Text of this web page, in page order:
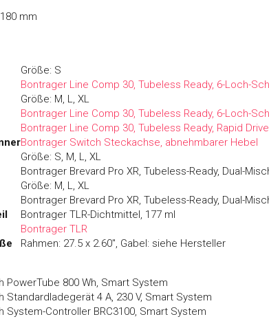
180 mm
Größe: S
Bontrager Line Comp 30, Tubeless Ready, 6-Loch-
Größe: M, L, XL
Bontrager Line Comp 30, Tubeless Ready, 6-Loch-
Bontrager Line Comp 30, Tubeless Ready, Rapid
Bontrager Switch Steckachse, abnehmbarer Hebel
Größe: S, M, L, XL
Bontrager Brevard Pro XR, Tubeless-Ready, Dual-
Größe: M, L, XL
Bontrager Brevard Pro XR, Tubeless-Ready, Dual-
Bontrager TLR-Dichtmittel, 177 ml
Bontrager TLR
Rahmen: 27.5 x 2.60", Gabel: siehe Hersteller
PowerTube 800 Wh, Smart System
Standardladegerät 4 A, 230 V, Smart System
System-Controller BRC3100, Smart System